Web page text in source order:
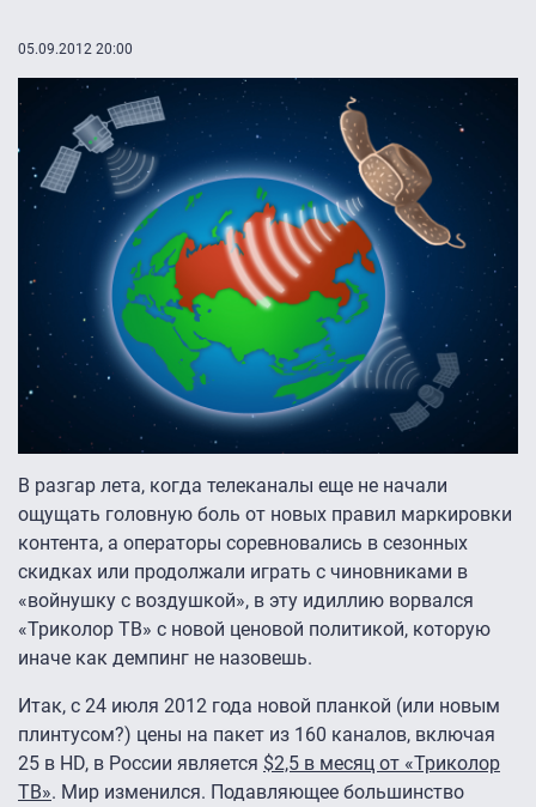
05.09.2012 20:00
В разгар лета, когда телеканалы еще не начали
ощущать головную боль от новых правил маркировки
контента, а операторы соревновались в сезонных
скидках или продолжали играть с чиновниками в
«войнушку с воздушкой», в эту идиллию ворвался
«Триколор ТВ» с новой ценовой политикой, которую
иначе как демпинг не назовешь.
Итак, с 24 июля 2012 года новой планкой (или новым
плинтусом?) цены на пакет из 160 каналов, включая
25 в HD, в России является $2,5 в месяц от «Триколор
ТВ». Мир изменился. Подавляющее большинство